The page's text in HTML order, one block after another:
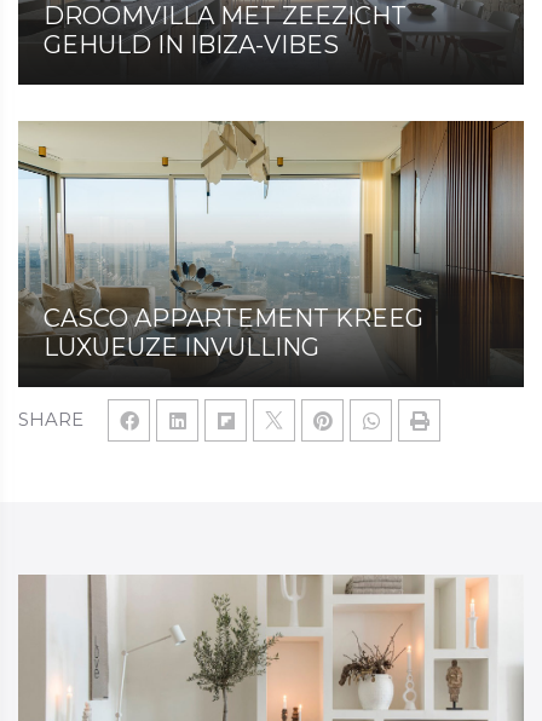
SHARE
DROOMVILLA MET ZEEZICHT
GEHULD IN IBIZA-VIBES
CASCO APPARTEMENT KREEG
LUXUEUZE INVULLING